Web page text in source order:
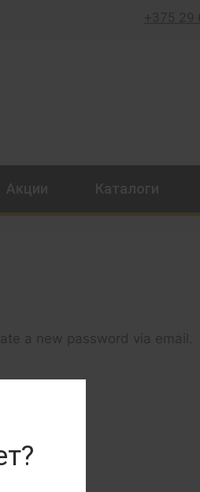
Акции Каталоги
a new password via email.